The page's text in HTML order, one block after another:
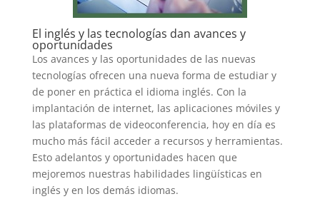
El inglés y las tecnologías dan avances y
oportunidades
Los avances y las oportunidades de las nuevas
tecnologías ofrecen una nueva forma de estudiar y
de poner en práctica el idioma inglés. Con la
implantación de internet, las aplicaciones móviles y
las plataformas de videoconferencia, hoy en día es
mucho más fácil acceder a recursos y herramientas.
Esto adelantos y oportunidades hacen que
mejoremos nuestras habilidades lingüísticas en
inglés y en los demás idiomas.